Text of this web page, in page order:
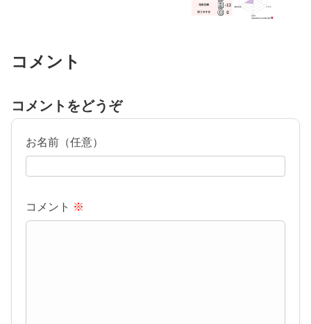
コメント
コメントをどうぞ
お名前（任意）
コメント ※